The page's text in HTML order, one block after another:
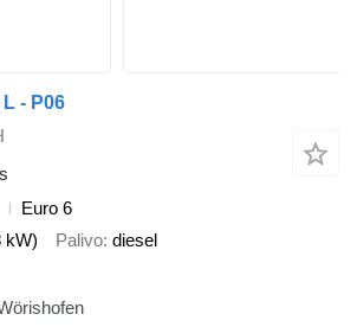
- P06
Euro 6
kW) Palivo diesel